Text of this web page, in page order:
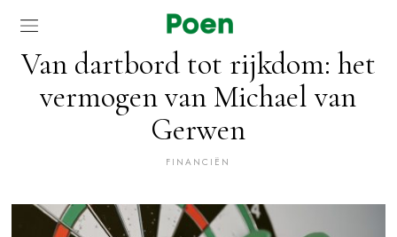
Van dartbord tot rijkdom: het
vermogen van Michael van
Gerwen
FINANCIËN